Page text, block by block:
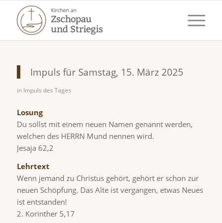
Impuls für Samstag, 15. März 2025
in Impuls des Tages
Losung
Du sollst mit einem neuen Namen genannt werden,
welchen des HERRN Mund nennen wird.
Jesaja 62,2
Lehrtext
Wenn jemand zu Christus gehört, gehört er schon zur
neuen Schöpfung. Das Alte ist vergangen, etwas Neues
ist entstanden!
2. Korinther 5,17